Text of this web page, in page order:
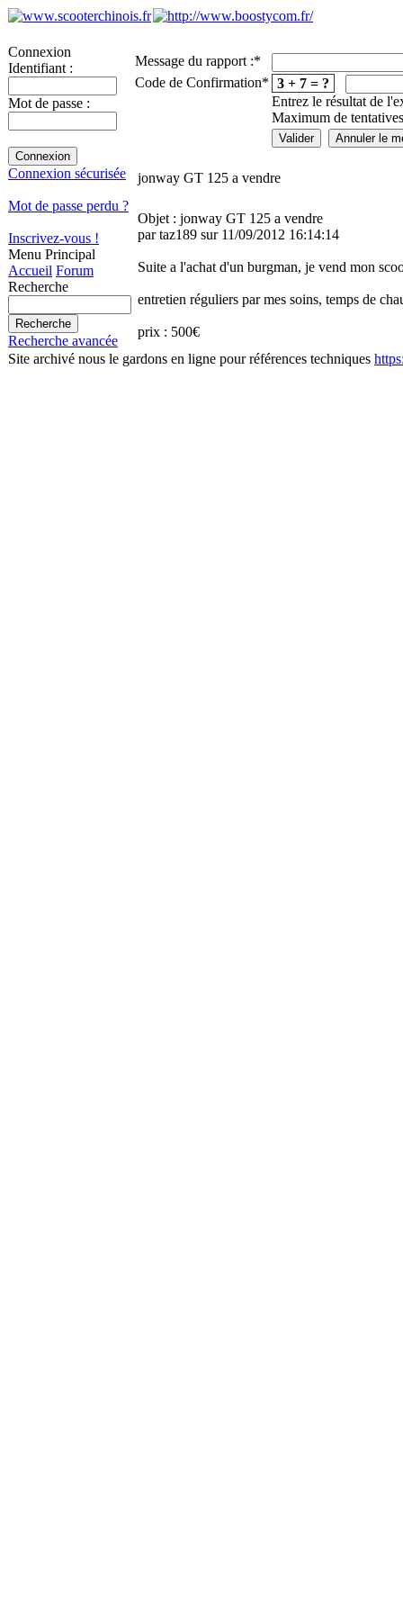
Connexion
Identifiant :
Mot de passe :
Connexion sécurisée
Mot de passe perdu ?
Inscrivez-vous !
Menu Principal
Accueil Forum
Recherche
Recherche avancée
Message du rapport :*
Code de Confirmation* 3 + 7 = ?
Entrez le résultat de
Maximum de
jonway GT 125 a vendre
Objet : jonway GT 125 a vendre
par taz189 sur 11/09/2012 16:14:14
Suite a l'achat d'un burgman, je vend mon
entretien réguliers par mes soins, temps de
prix : 500€
Site archivé nous le gardons en ligne pour références techniques